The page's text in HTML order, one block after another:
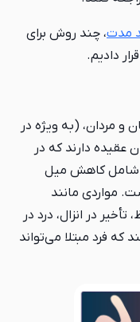
مدت، چند روش برای
دادیم.
و مردان، (به ویژه در
دارند که در
شامل کاهش میل
مواردی مانند
در انزال، درد در
فرد مبتلا می‌تواند